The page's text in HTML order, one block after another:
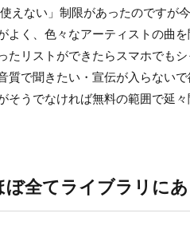
えない」制限があったのですが
よく、色々なアーティストの曲
リストができたらスマホでも
で聞きたい・宣伝が入らない
そうでなければ無料の範囲で延
全てライブラリに